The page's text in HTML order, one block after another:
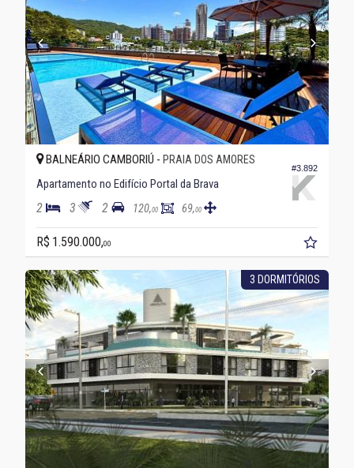
#3.892
BALNEÁRIO CAMBORIÚ - PRAIA DOS AMORES
Apartamento no Edifício Portal da Brava
2 3 2 120,00 69,00
R$ 1.590.000,00
3 DORMITÓRIOS